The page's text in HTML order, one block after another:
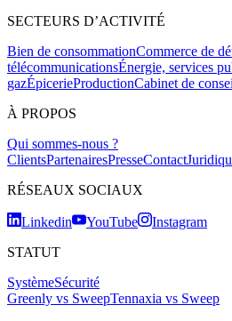
SECTEURS D’ACTIVITÉ
Bien de consommationCommerce de
télécommunicationsÉnergie, services
gazÉpicerieProductionCabinet de
À PROPOS
Qui sommes-nous ?
ClientsPartenairesPresseContact
RÉSEAUX SOCIAUX
Linkedin YouTube
Instagram
STATUT
SystèmeSécurité
Greenly vs SweepTennaxia vs Sweep